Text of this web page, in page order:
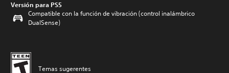
Versión para PS5
Compatible con la función de vibración (control inalámbrico
DualSense)
Temas sugerentes